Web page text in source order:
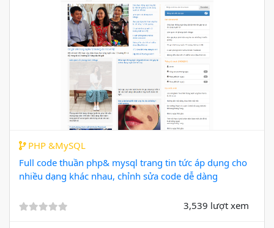
PHP &MySQL
Full code thuần php& mysql trang tin tức áp dụng cho
nhiều dạng khác nhau, chỉnh sửa code dễ dàng
3,539 lượt xem